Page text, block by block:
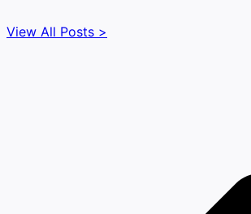
View All Posts >